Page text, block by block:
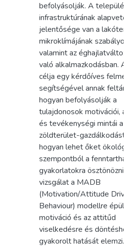
befolyásolják. A
infrastruktúrának alapvető
jelentősége van a
mikroklímájának
valamint az
való alkalmazkodásban. A
célja egy kérdőíves
segítségével annak
hogyan befolyásolják a
tulajdonosok motivációi,
és tevékenységi mintái a
zöldterület-gazdálkodást,
hogyan lehet őket
szempontból a
gyakorlatokra ösztönözni.
vizsgálat a MADB
(Motivation/Attitude
Behaviour) modellre épül,
motiváció és az attitűd
viselkedésre és
gyakorolt hatását elemzi.